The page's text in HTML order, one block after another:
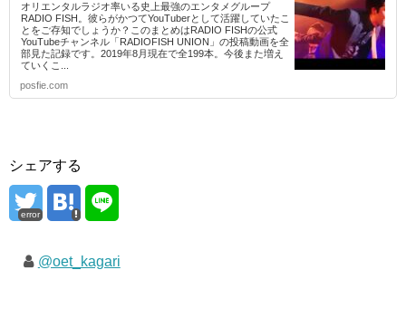
オリエンタルラジオ率いる史上最強のエンタメグループ
RADIO FISH。彼らがかつてYouTuberとして活躍していたこ
とをご存知でしょうか？このまとめはRADIO FISHの公式
YouTubeチャンネル「RADIOFISH UNION」の投稿動画を全
部見た記録です。2019年8月現在で全199本。今後また増え
ていくこ...
posfie.com
シェアする
error
@oet_kagari